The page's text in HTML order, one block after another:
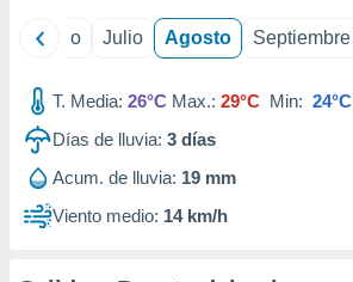
Junio Julio Agosto Septiembre
T. Media: 26°C Max.: 29°C Min: 24°C
Días de lluvia: 3 días
Acum. de lluvia: 19 mm
Viento medio: 14 km/h